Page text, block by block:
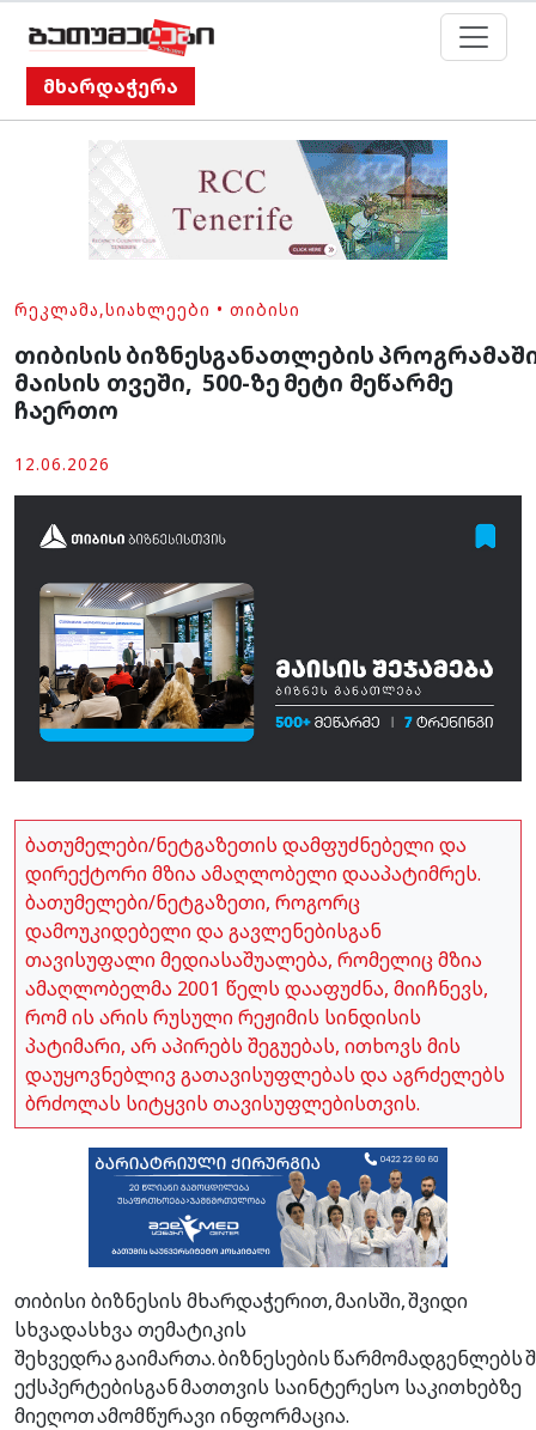
მხარდაჭერა
ᲠᲔᲙᲚᲐᲛᲐ,ᲡᲘᲐᲮᲚᲔᲔᲑᲘ • ᲗᲘᲑᲘᲡᲘ
თიბისის ბიზნესგანათლების
მაისის თვეში, 500-ზე მეტი მეწარმე
ჩაერთო
12.06.2026
ბათუმელები/ნეტგაზეთის დამფუძნებელი და
დირექტორი მზია ამაღლობელი დააპატიმრეს.
ბათუმელები/ნეტგაზეთი, როგორც
დამოუკიდებელი და გავლენებისგან
თავისუფალი მედიასაშუალება, რომელიც მზია
ამაღლობელმა 2001 წელს დააფუძნა, მიიჩნევს,
რომ ის არის რუსული რეჟიმის სინდისის
პატიმარი, არ აპირებს შეგუებას, ითხოვს მის
დაუყოვნებლივ გათავისუფლებას და აგრძელებს
ბრძოლას სიტყვის თავისუფლებისთვის.
თიბისი ბიზნესის მხარდაჭერით, მაისში, შვიდი
სხვადასხვა თემატიკის
შეხვედრა გაიმართა. ბიზნესების
ექსპერტებისგან მათთვის საინტერესო საკითხებზე
მიეღოთ ამომწურავი ინფორმაცია.